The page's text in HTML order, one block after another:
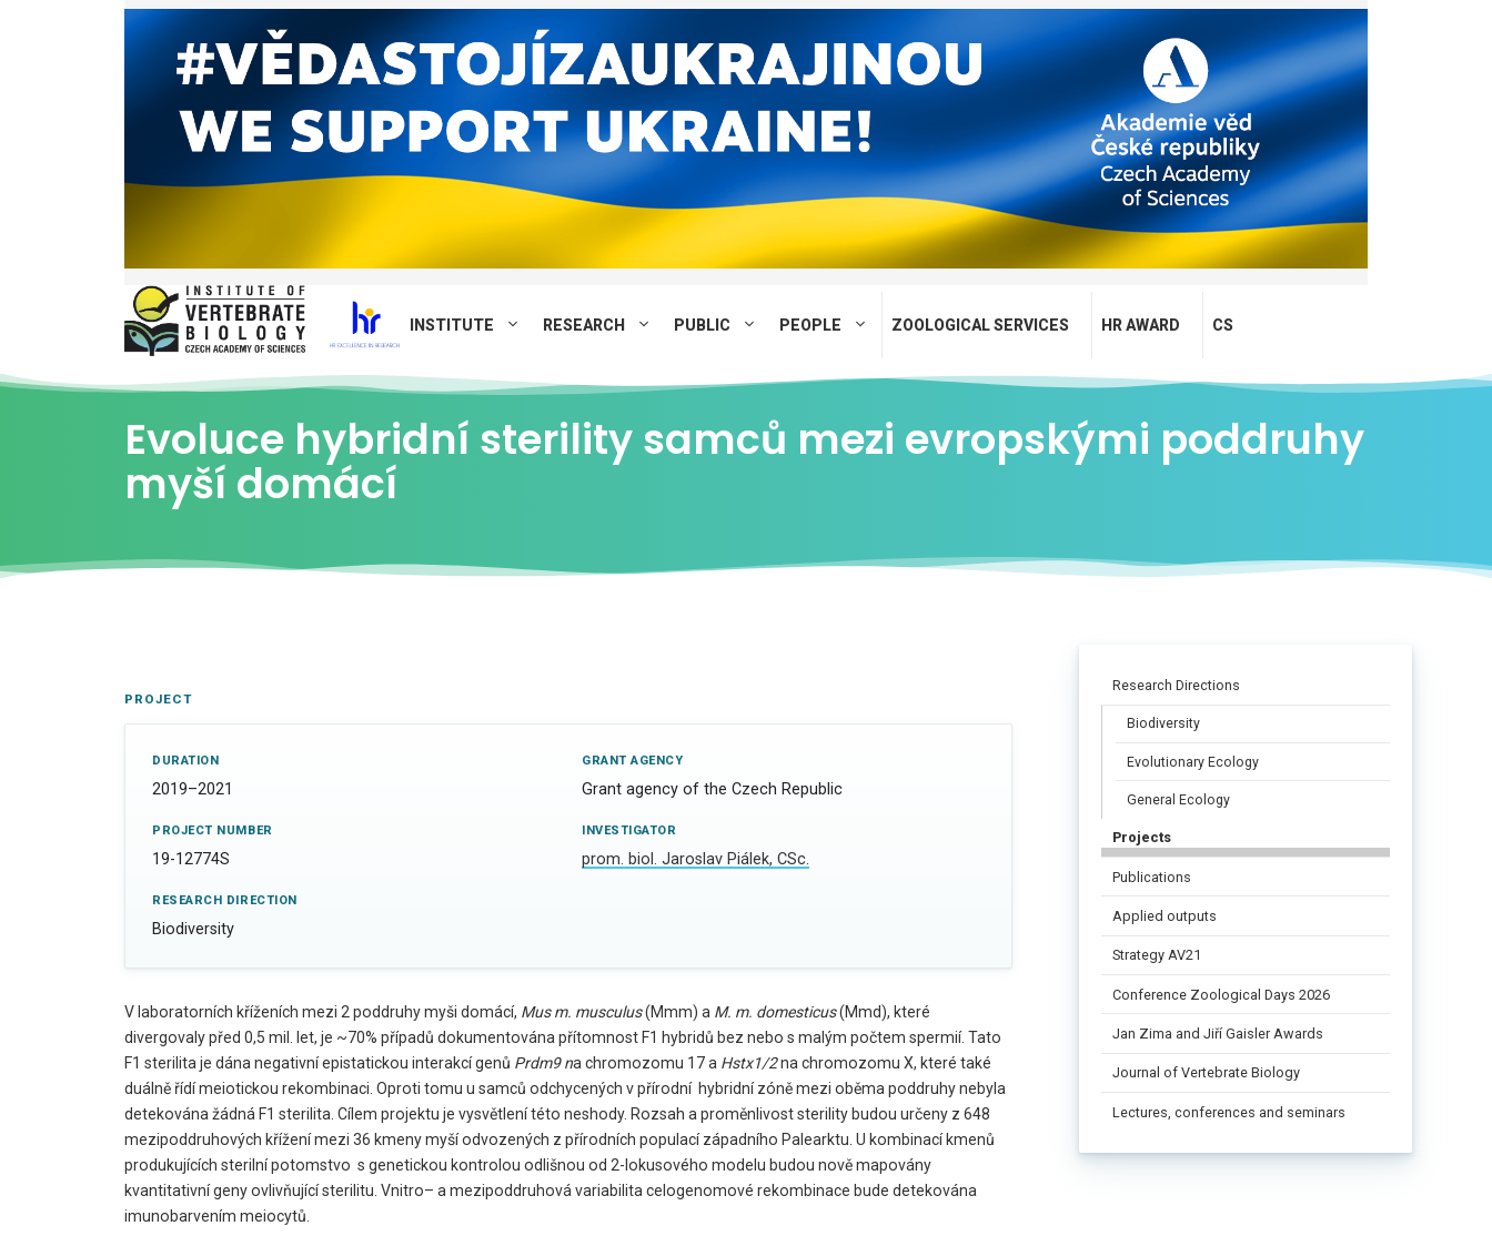
INSTITUTE RESEARCH PUBLIC PEOPLE ZOOLOGICAL SERVICES HR AWARD CS
Evoluce hybridní sterility samců mezi evropskými poddruhy
myší domácí
PROJECT
DURATION
2019–2021
GRANT AGENCY
Grant agency of the Czech Republic
PROJECT NUMBER
19-12774S
INVESTIGATOR
prom. biol. Jaroslav Piálek, CSc.
RESEARCH DIRECTION
Biodiversity
V laboratorních kříženích mezi 2 poddruhy myši domácí, Mus m. musculus(Mmm) a M. m. domesticus(Mmd), které
divergovaly před 0,5 mil. let, je ~70% případů dokumentována přítomnost F1 hybridů bez nebo s malým počtem spermií. Tato
F1 sterilita je dána negativní epistatickou interakcí genů Prdm9 na chromozomu 17 a Hstx1/2na chromozomu X, které také
duálně řídí meiotickou rekombinaci. Oproti tomu u samců odchycených v přírodní hybridní zóně mezi oběma poddruhy nebyla
detekována žádná F1 sterilita. Cílem projektu je vysvětlení této neshody. Rozsah a proměnlivost sterility budou určeny z 648
mezipoddruhových křížení mezi 36 kmeny myší odvozených z přírodních populací západního Palearktu. U kombinací kmenů
produkujících sterilní potomstvo s genetickou kontrolou odlišnou od 2-lokusového modelu budou nově mapovány
kvantitativní geny ovlivňující sterilitu. Vnitro– a mezipoddruhová variabilita celogenomové rekombinace bude detekována
imunobarvením meiocytů.
Research Directions
Biodiversity
Evolutionary Ecology
General Ecology
Projects
Publications
Applied outputs
Strategy AV21
Conference Zoological Days 2026
Jan Zima and Jiří Gaisler Awards
Journal of Vertebrate Biology
Lectures, conferences and seminars